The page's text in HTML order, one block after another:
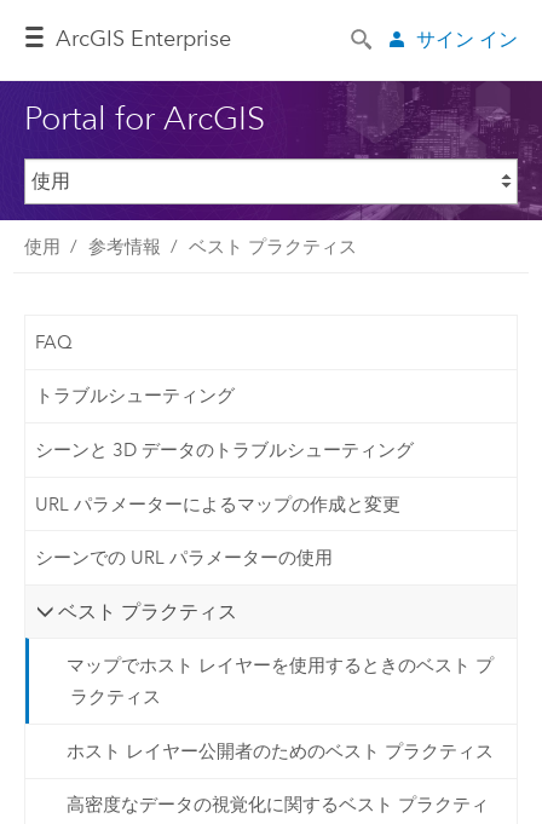
ArcGIS Enterprise サイン イン
Portal for ArcGIS
使用 参考情報 ベスト プラクティス
FAQ
トラブルシューティング
シーンと 3D データのトラブルシューティング
URL パラメーターによるマップの作成と変更
シーンでの URL パラメーターの使用
ベスト プラクティス
マップでホスト レイヤーを使用するときのベスト プ
ラクティス
ホスト レイヤー公開者のためのベスト プラクティス
高密度なデータの視覚化に関するベスト プラクティ